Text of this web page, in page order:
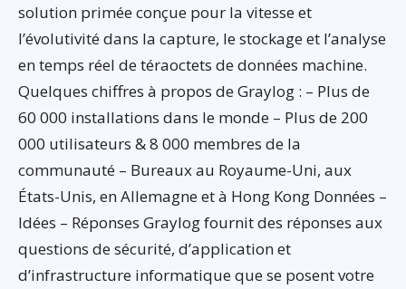
solution primée conçue pour la vitesse et
l’évolutivité dans la capture, le stockage et l’analyse
en temps réel de téraoctets de données machine.
Quelques chiffres à propos de Graylog : – Plus de
60 000 installations dans le monde – Plus de 200
000 utilisateurs & 8 000 membres de la
communauté – Bureaux au Royaume-Uni, aux
États-Unis, en Allemagne et à Hong Kong Données –
Idées – Réponses Graylog fournit des réponses aux
questions de sécurité, d’application et
d’infrastructure informatique que se posent votre